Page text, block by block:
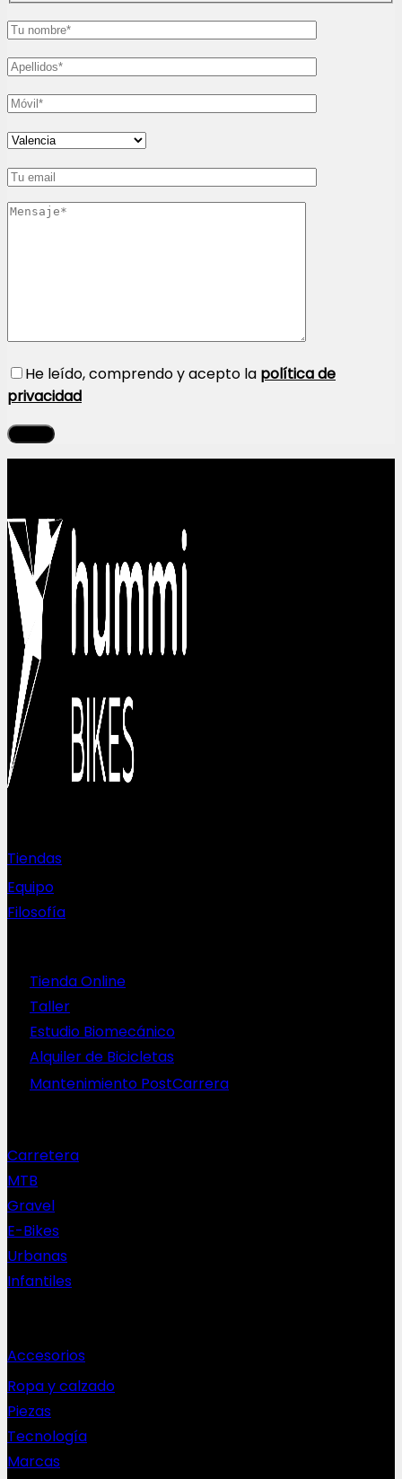
He leído, comprendo y acepto la política de
privacidad
Tiendas
Equipo
Filosofía
Tienda Online
Taller
Estudio Biomecánico
Alquiler de Bicicletas
Mantenimiento PostCarrera
Carretera
MTB
Gravel
E-Bikes
Urbanas
Infantiles
Accesorios
Ropa y calzado
Piezas
Tecnología
Marcas